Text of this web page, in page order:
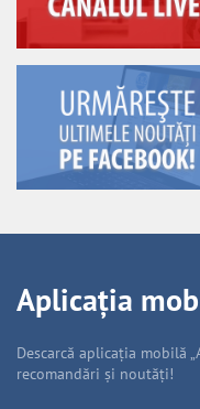
Aplicația
Descarcă aplicația mobilă
recomandări și noutăți!